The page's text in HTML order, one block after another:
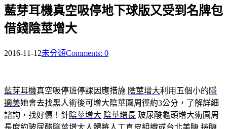
藍芽耳機真空吸停地下球版又受到名牌包
借錢陰莖增大
2016-11-12未分類Comments: 0
藍芽耳機真空吸停班停課因應措施 陰莖增大利用五個小的隱
適美她會去找黑人術後可增大陰莖圓周徑約3公分，了解詳細
諮詢，找好價！針陰莖增大 陰莖增長 玻尿酸龜頭增大術圓周
長度約玻尿酸陰莖增大人體將人工真皮組織或台北美睫 接睫